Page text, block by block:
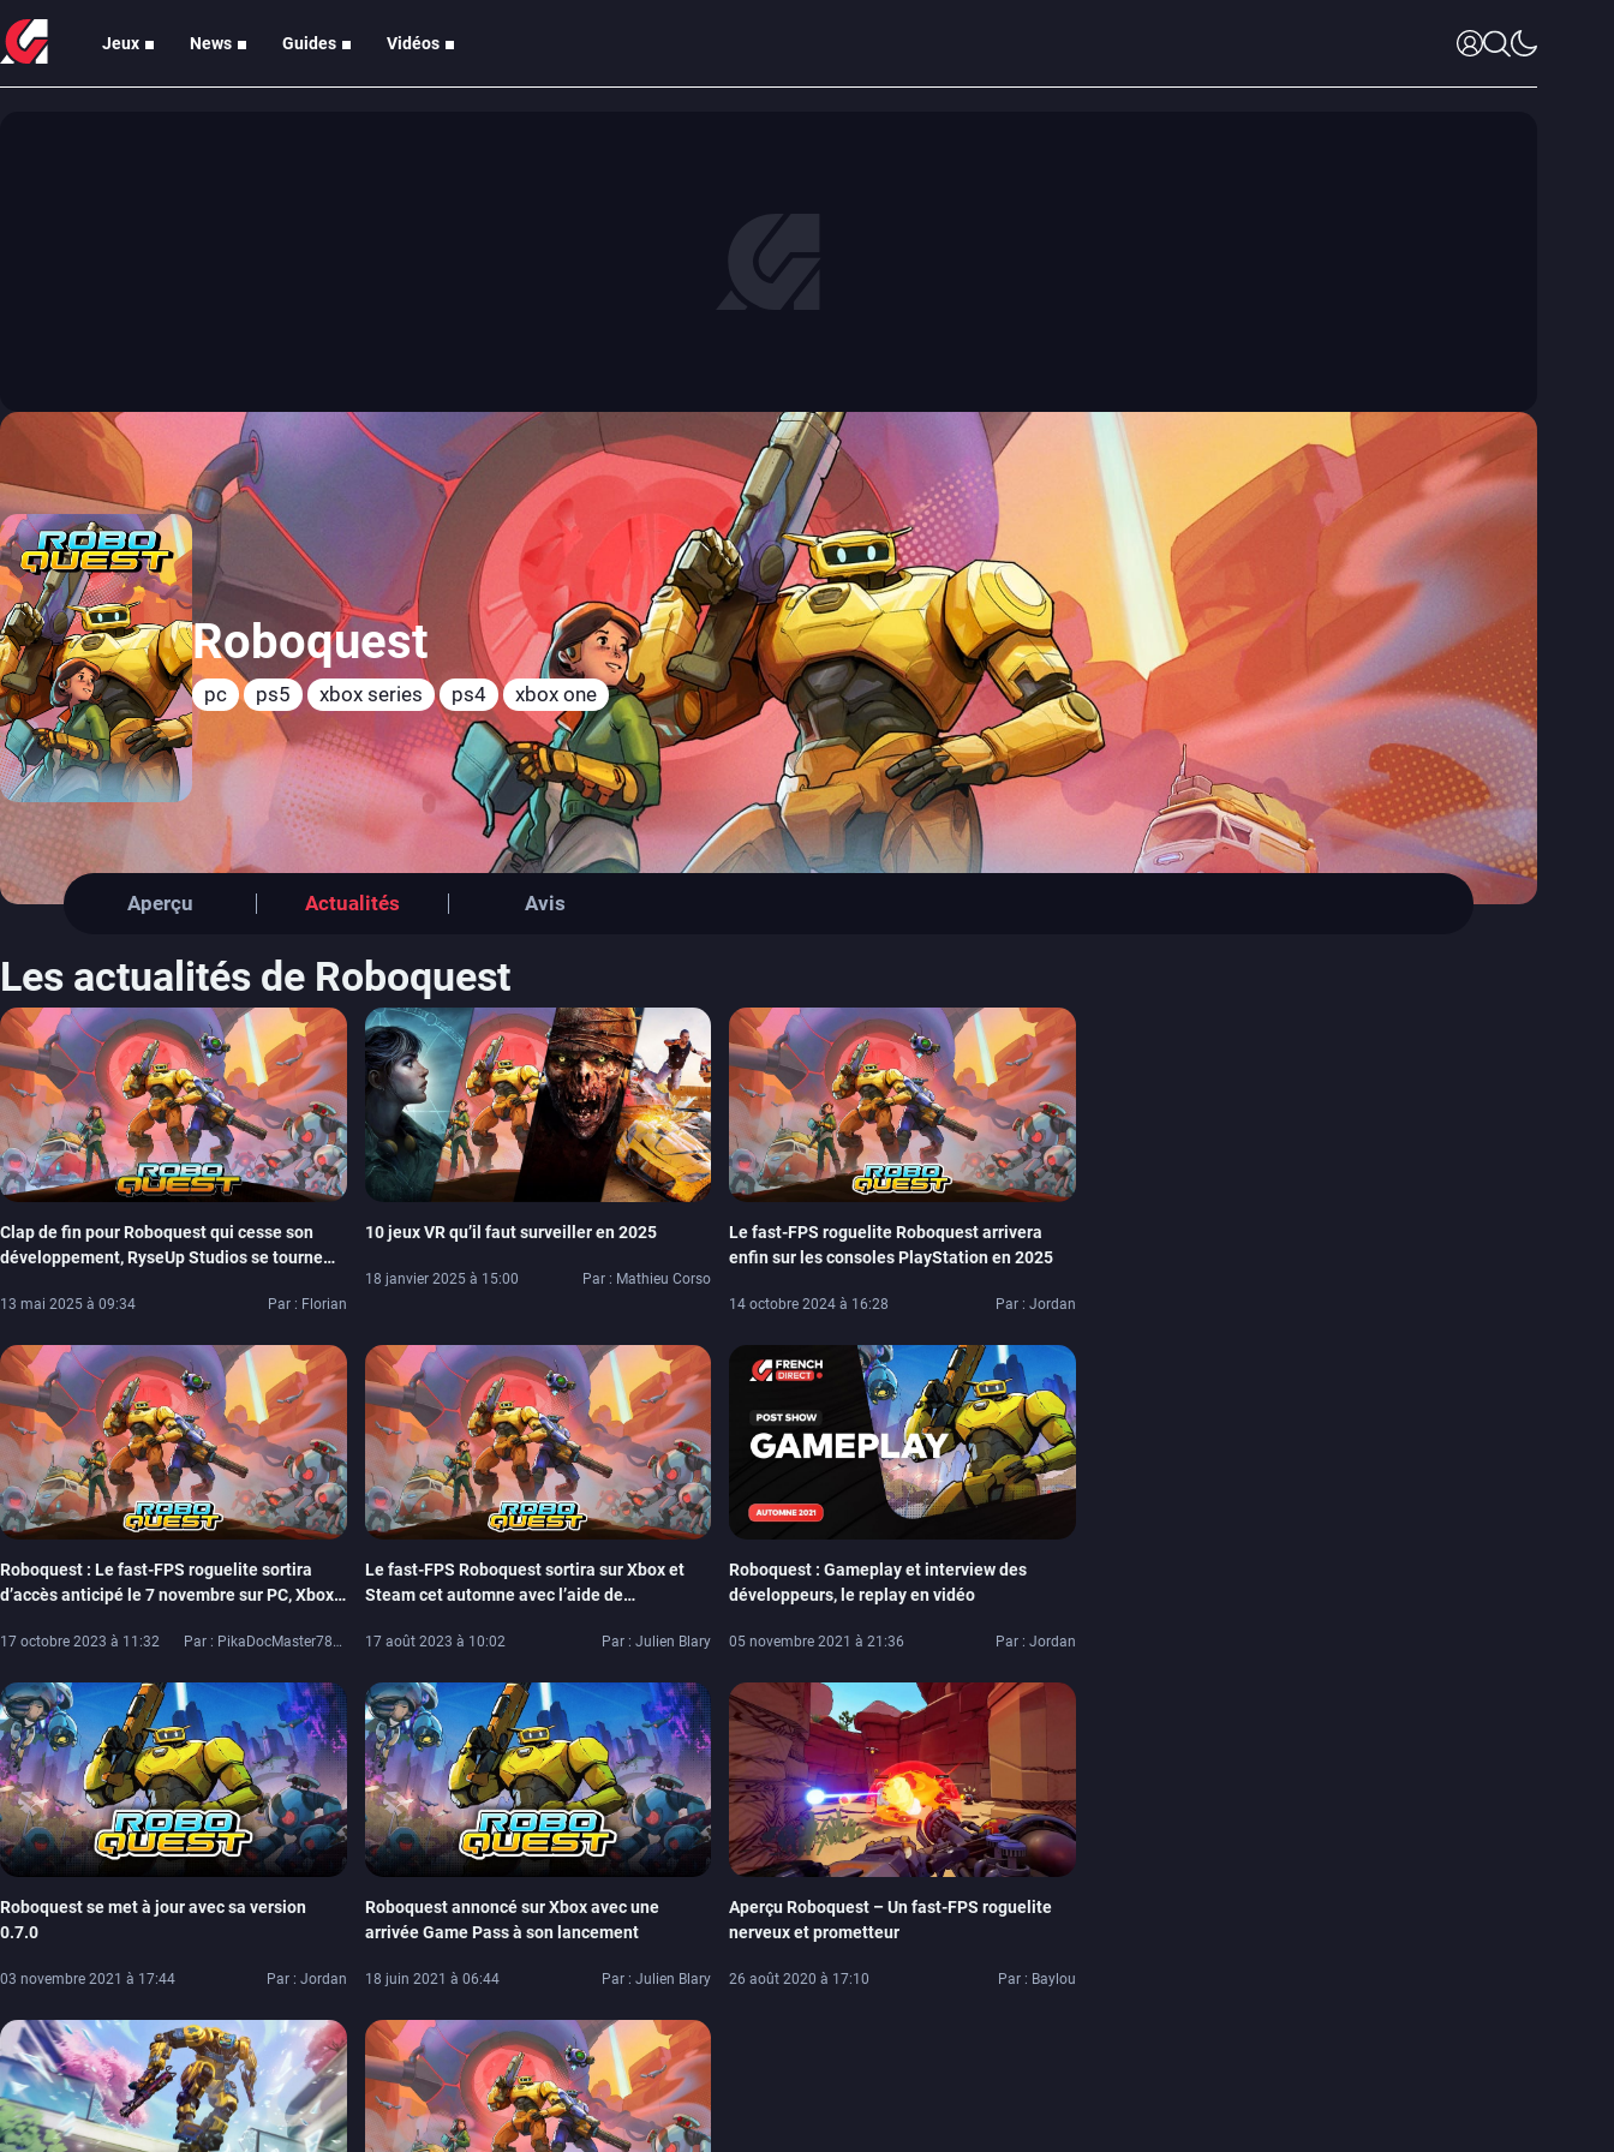
Jeux News Guides Vidéos
Roboquest
pc ps5 xbox series ps4 xbox one
Aperçu Actualités Avis
Les actualités de Roboquest
Clap de fin pour Roboquest qui cesse son
développement, RyseUp Studios se tourne
13 mai 2025 à 09:34 Par : Florian
10 jeux VR qu’il faut surveiller en 2025
18 janvier 2025 à 15:00 Par : Mathieu Corso
Le fast-FPS roguelite Roboquest arrivera
enfin sur les consoles PlayStation en 2025
14 octobre 2024 à 16:28 Par : Jordan
Roboquest : Le fast-FPS roguelite sortira
d’accès anticipé le 7 novembre sur PC, Xbox
17 octobre 2023 à 11:32 Par : PikaDocMaster78/PikaDoc42
Le fast-FPS Roboquest sortira sur Xbox et
Steam cet automne avec l’aide de
17 août 2023 à 10:02 Par : Julien Blary
Roboquest : Gameplay et interview des
développeurs, le replay en vidéo
05 novembre 2021 à 21:36 Par : Jordan
Roboquest se met à jour avec sa version
0.7.0
03 novembre 2021 à 17:44 Par : Jordan
Roboquest annoncé sur Xbox avec une
arrivée Game Pass à son lancement
18 juin 2021 à 06:44 Par : Julien Blary
Aperçu Roboquest – Un fast-FPS roguelite
nerveux et prometteur
26 août 2020 à 17:10 Par : Baylou